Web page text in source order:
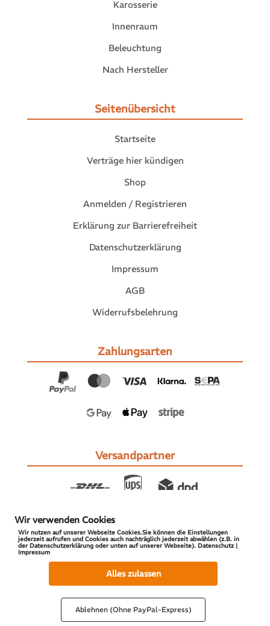
Karosserie
Innenraum
Beleuchtung
Nach Hersteller
Seitenübersicht
Startseite
Verträge hier kündigen
Shop
Anmelden / Registrieren
Erklärung zur Barrierefreiheit
Datenschutzerklärung
Impressum
AGB
Widerrufsbelehrung
Zahlungsarten
Versandpartner
© 2026 S-PARTS | All Rights Reserved
Wir verwenden Cookies
Wir nutzen auf unserer Webseite Cookies.Sie können die Einstellungen
jederzeit aufrufen und Cookies auch nachträglich jederzeit abwählen (z.B. in
der Datenschutzerklärung oder unten auf unserer Webseite). Datenschutz |
Impressum
Alles zulassen
Ablehnen (Ohne PayPal-Express)